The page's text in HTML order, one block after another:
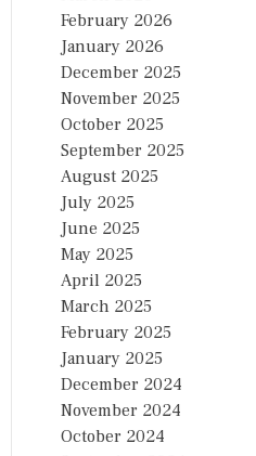
February 2026
January 2026
December 2025
November 2025
October 2025
September 2025
August 2025
July 2025
June 2025
May 2025
April 2025
March 2025
February 2025
January 2025
December 2024
November 2024
October 2024